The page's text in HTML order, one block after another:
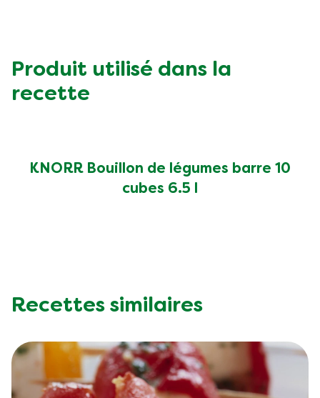
Carbohydrates (g)
Fat (g)
Fibre (g)
Produit utilisé dans la
recette
KNORR Bouillon de légumes barre 10
cubes 6.5 l